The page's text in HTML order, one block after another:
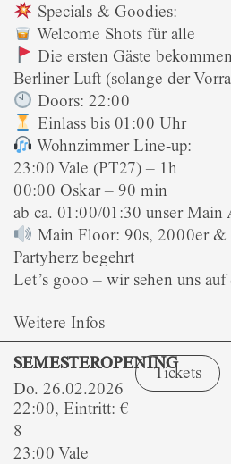
Specials & Goodies:
Welcome Shots für alle
Die ersten Gäste
Berliner Luft (solange der
Doors: 22:00
Einlass bis 01:00 Uhr
Wohnzimmer Line-up:
23:00 Vale (PT27) – 1h
00:00 Oskar – 90 min
ab ca. 01:00/01:30 unser
Main Floor: 90s, 2000er &
Partyherz begehrt
Let’s gooo – wir sehen uns auf
Weitere Infos
SEMESTEROPENING
Do. 26.02.2026
22:00, Eintritt: €
8
23:00 Vale
Tickets